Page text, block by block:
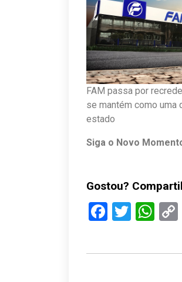
FAM passa por
se mantém como uma
estado
Siga o Novo
Gostou?
Facebook
Twitter